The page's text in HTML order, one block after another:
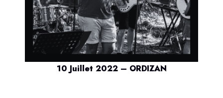
10 Juillet 2022 – ORDIZAN